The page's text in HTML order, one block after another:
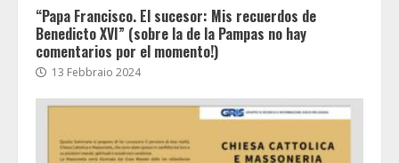
“Papa Francisco. El sucesor: Mis recuerdos de
Benedicto XVI” (sobre la de la Pampas no hay
comentarios por el momento!)
13 Febbraio 2024